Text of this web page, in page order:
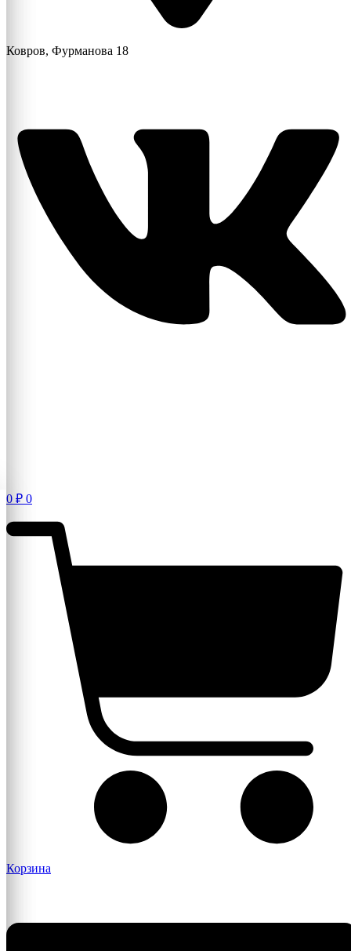
Ковров, Фурманова 18
0 ₽ 0
Корзина